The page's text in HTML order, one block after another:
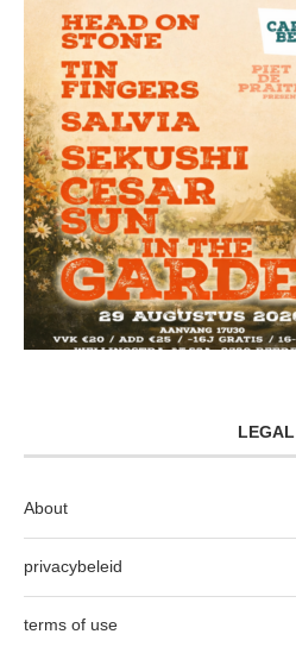
LEGAL
About
privacybeleid
terms of use